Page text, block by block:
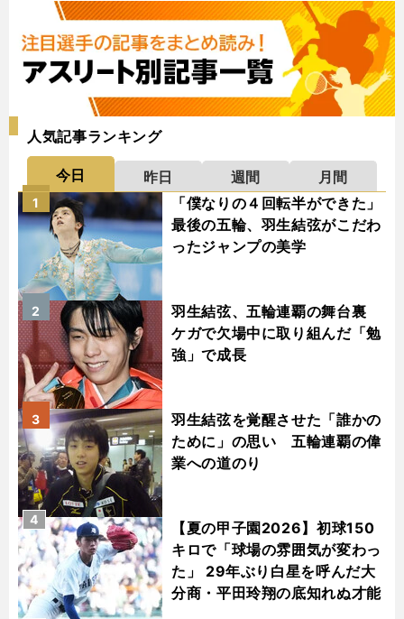
人気記事ランキング
今日 昨日 週間
月間
「僕なりの４回転半ができた」
最後の五輪、羽生結弦がこだわ
ったジャンプの美学
1
羽生結弦、五輪連覇の舞台裏
ケガで欠場中に取り組んだ「勉
強」で成長
2
羽生結弦を覚醒させた「誰かの
ために」の思い 五輪連覇の偉
業への道のり
3
【夏の甲子園2026】初球150
キロで「球場の雰囲気が変わっ
た」 29年ぶり白星を呼んだ大
分商・平田玲翔の底知れぬ才能
4